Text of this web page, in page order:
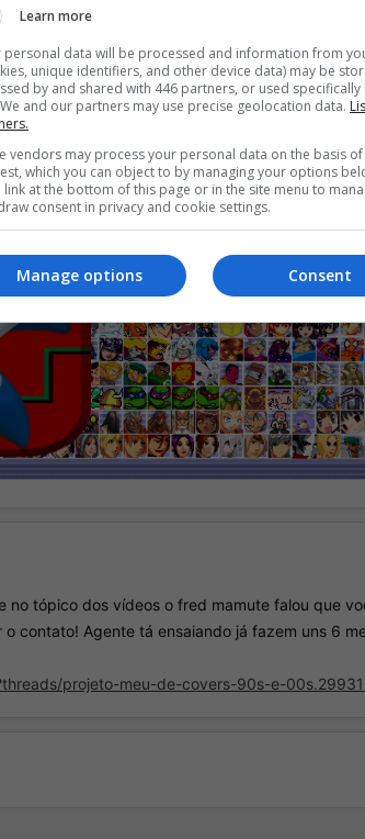
tópico dos vídeos o fred mamute falou que
contato! Agente tá ensaiando já fazem uns 6
projeto-meu-de-covers-90s-e-
Learn more
personal data will be processed and information from
unique identifiers, and other device data) may be
by and shared with 446 partners, or used specifically
and our partners may use precise geolocation data.
vendors may process your personal data on the basis
which you can object to by managing your options
link at the bottom of this page or in the site menu to
consent in privacy and cookie settings.
Consent
Manage options